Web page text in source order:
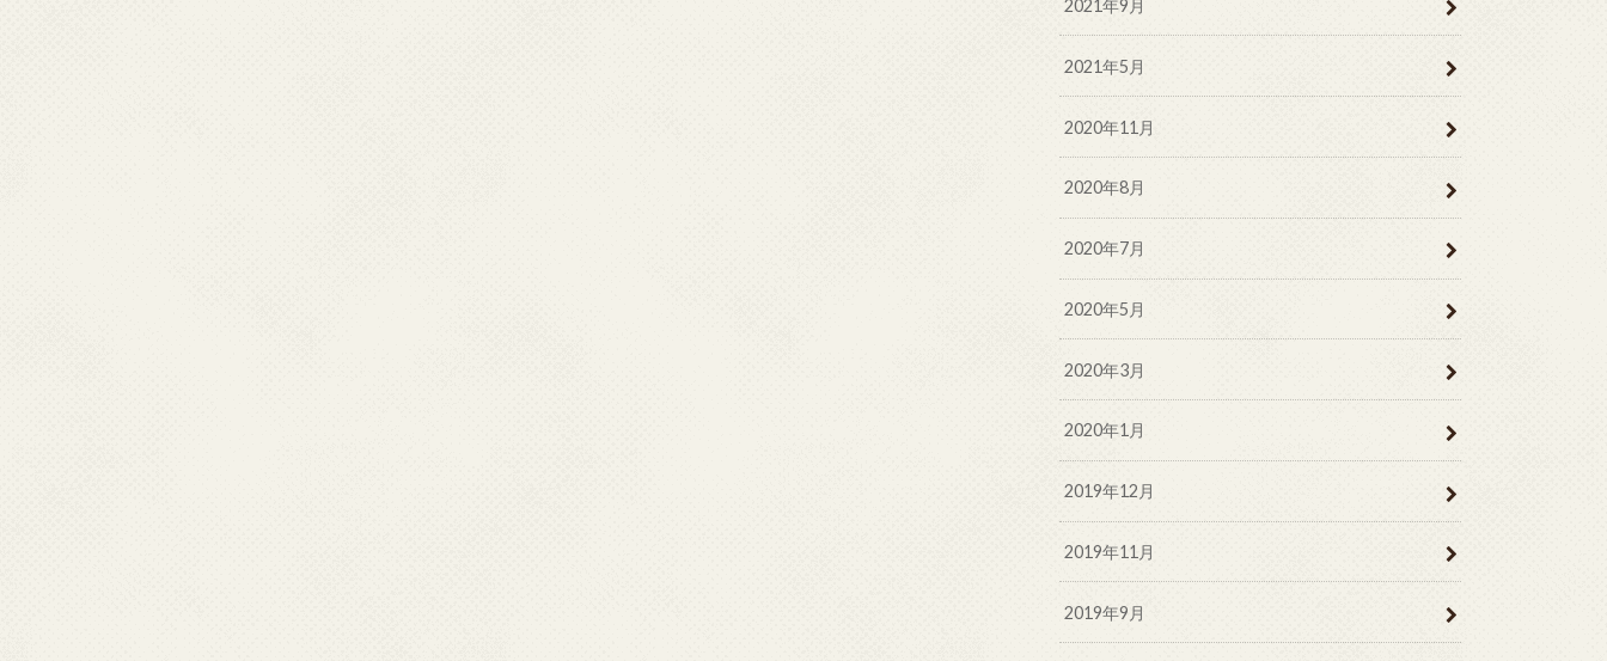
2021年9月
2021年5月
2020年11月
2020年8月
2020年7月
2020年5月
2020年3月
2020年1月
2019年12月
2019年11月
2019年9月